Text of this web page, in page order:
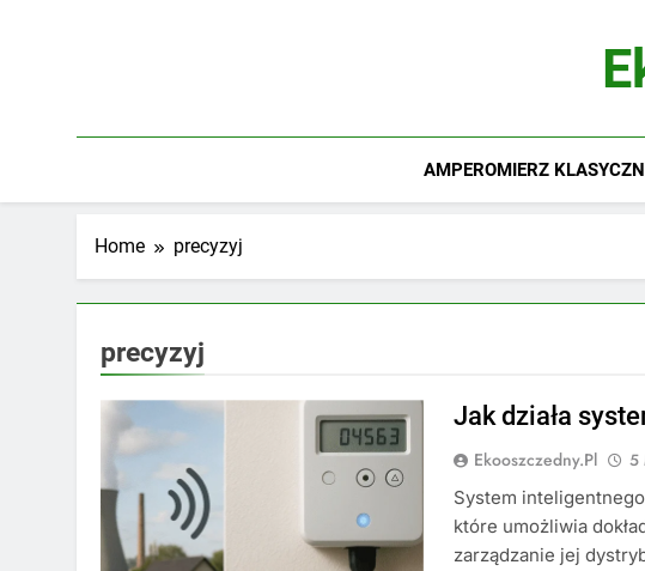
AMPEROMIERZ
Home precyzyj
precyzyj
Jak działa
Ekooszczedny.pl 5
System
które umożliwia
zarządzanie jej